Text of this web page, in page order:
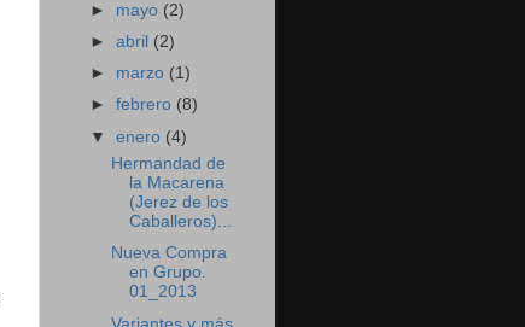
► mayo (2)
►abril (2)
► marzo (1)
►febrero (8)
▼enero (4)
Hermandad de
la Macarena
(Jerez de los
Caballeros)...
Nueva Compra
en Grupo.
01_2013
Variantes y más